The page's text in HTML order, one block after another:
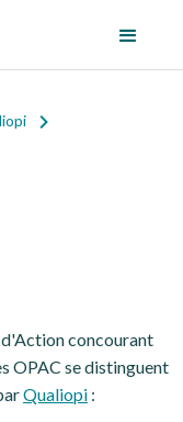
concourant
OPAC se distinguent
Qualiopi :